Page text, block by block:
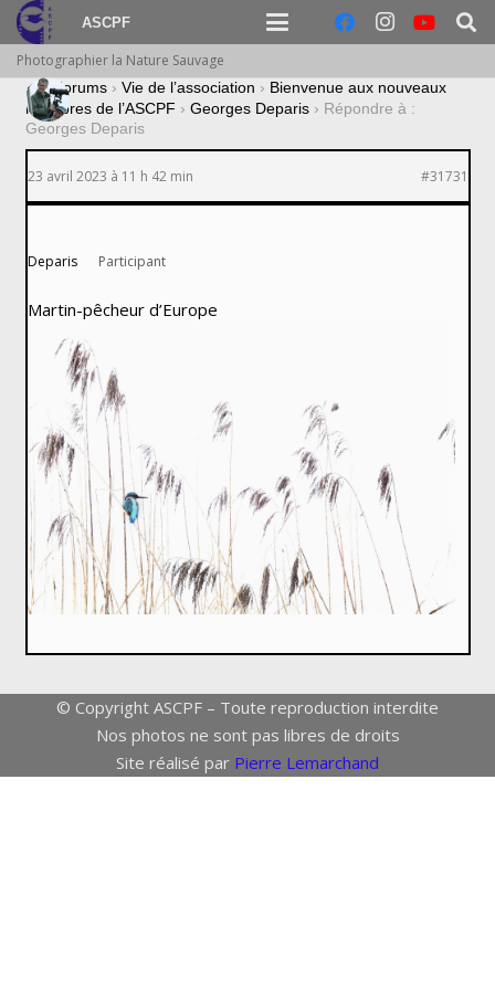
ASCPF
Photographier la Nature Sauvage
› Forums › Vie de l’association › Bienvenue aux nouveaux
membres de l’ASCPF › Georges Deparis › Répondre à :
Georges Deparis
23 avril 2023 à 11 h 42 min #31731
Deparis Participant
Martin-pêcheur d’Europe
© Copyright ASCPF – Toute reproduction interdite
Nos photos ne sont pas libres de droits
Site réalisé par Pierre Lemarchand